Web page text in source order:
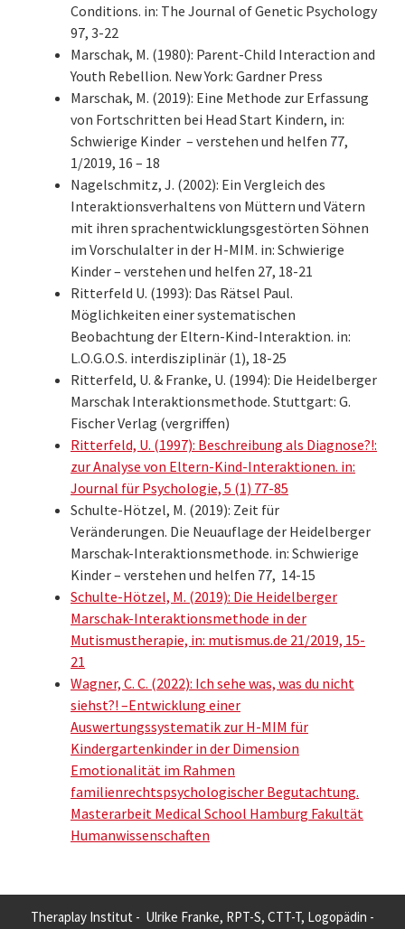
Conditions. in: The Journal of Genetic Psychology
97, 3-22
Marschak, M. (1980): Parent-Child Interaction and
Youth Rebellion. New York: Gardner Press
Marschak, M. (2019): Eine Methode zur Erfassung
von Fortschritten bei Head Start Kindern, in:
Schwierige Kinder – verstehen und helfen 77,
1/2019, 16 – 18
Nagelschmitz, J. (2002): Ein Vergleich des
Interaktionsverhaltens von Müttern und Vätern
mit ihren sprachentwicklungsgestörten Söhnen
im Vorschulalter in der H-MIM. in: Schwierige
Kinder – verstehen und helfen 27, 18-21
Ritterfeld U. (1993): Das Rätsel Paul.
Möglichkeiten einer systematischen
Beobachtung der Eltern-Kind-Interaktion. in:
L.O.G.O.S. interdisziplinär (1), 18-25
Ritterfeld, U. & Franke, U. (1994): Die Heidelberger
Marschak Interaktionsmethode. Stuttgart: G.
Fischer Verlag (vergriffen)
Ritterfeld, U. (1997): Beschreibung als Diagnose?!:
zur Analyse von Eltern-Kind-Interaktionen. in:
Journal für Psychologie, 5 (1) 77-85
Schulte-Hötzel, M. (2019): Zeit für
Veränderungen. Die Neuauflage der Heidelberger
Marschak-Interaktionsmethode. in: Schwierige
Kinder – verstehen und helfen 77, 14-15
Schulte-Hötzel, M. (2019): Die Heidelberger
Marschak-Interaktionsmethode in der
Mutismustherapie, in: mutismus.de 21/2019, 15-
21
Wagner, C. C. (2022): Ich sehe was, was du nicht
siehst?! –Entwicklung einer
Auswertungssystematik zur H-MIM für
Kindergartenkinder in der Dimension
Emotionalität im Rahmen
familienrechtspsychologischer Begutachtung.
Masterarbeit Medical School Hamburg Fakultät
Humanwissenschaften
Theraplay Institut - Ulrike Franke, RPT-S, CTT-T, Logopädin -